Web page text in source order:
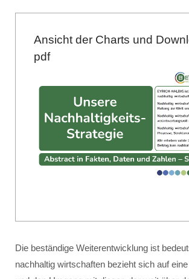
Ansicht der Charts und
pdf
Die beständige Weiterentwicklung ist
nachhaltig wirtschaften bezieht sich auf